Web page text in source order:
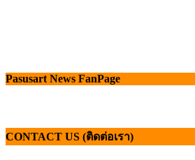
Pasusart News FanPage
CONTACT US (ติดต่อเรา)